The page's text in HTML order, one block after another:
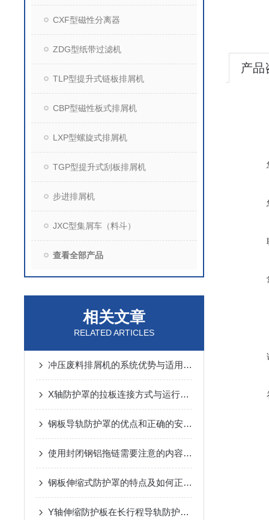
CXF型磁性分离器
ZDG型纸带过滤机
TLP型提升式链板排屑机
CBP型磁性板式排屑机
LXP型螺旋式排屑机
TGP型提升式刮板排屑机
步进排屑机
JXC型集屑车（料斗）
查看全部产品
相关文章
RELATED ARTICLES
冲压废料排屑机的系统优势与适用范围说明
X轴防护罩的拉板连接方式与运行噪音控制
钢板导轨防护罩的优点和正确的安装方式
使用封闭钢铝拖链需要注意的内容有哪些？
钢板伸缩式防护罩的特点及如何正确安装
Y轴伸缩防护板在长行程导轨防护中的设计与应用
产品